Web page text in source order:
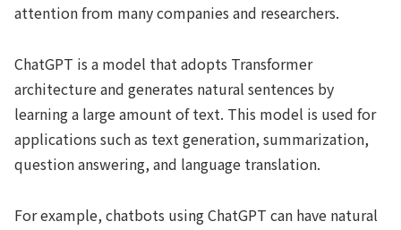
attention from many companies and researchers.
ChatGPT is a model that adopts Transformer
architecture and generates natural sentences by
learning a large amount of text. This model is used for
applications such as text generation, summarization,
question answering, and language translation.
For example, chatbots using ChatGPT can have natural